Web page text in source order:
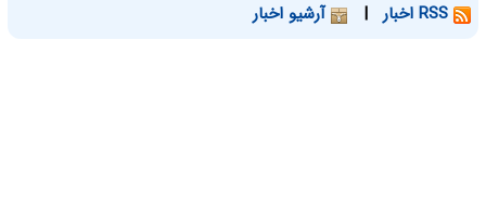
| آرشیو اخبار